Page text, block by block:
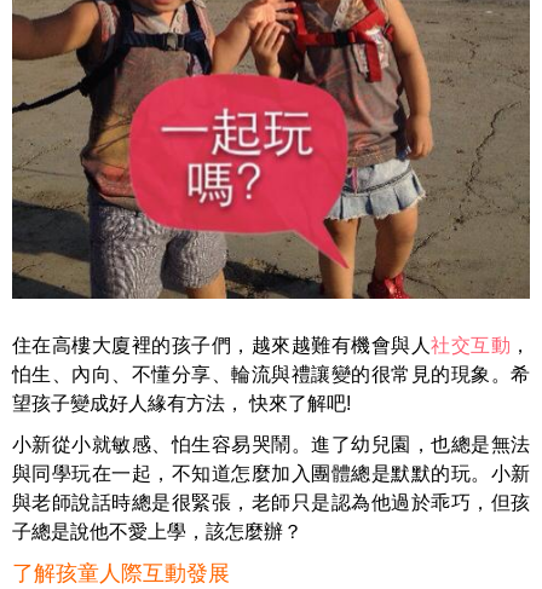
住在高樓大廈裡的孩子們，越來越難有機會與人社交互動 ，
怕生、內向、不懂分享、輪流與禮讓變的很常見的現象。希
望孩子變成好人緣有方法， 快來了解吧!
小新從小就敏感、怕生容易哭鬧。進了幼兒園，也總是無法
與同學玩在一起，不知道怎麼加入團體總是默默的玩。小新
與老師說話時總是很緊張，老師只是認為他過於乖巧，但孩
子總是說他不愛上學，該怎麼辦？
了解孩童人際互動發展